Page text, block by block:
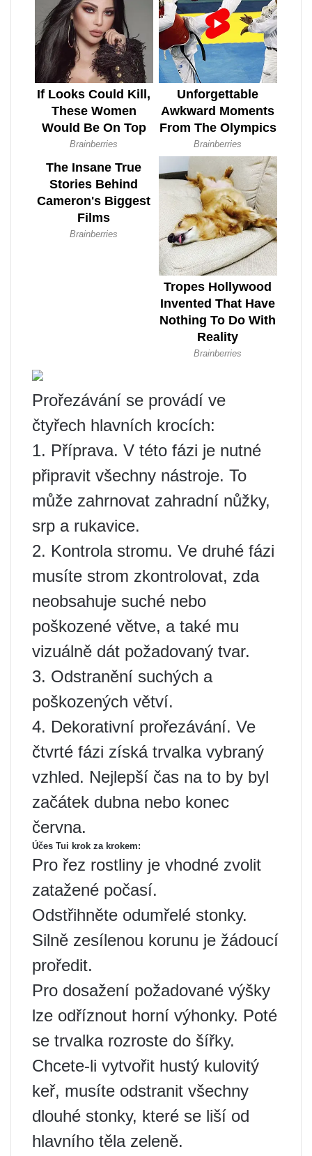
Prořezávání se provádí ve
čtyřech hlavních krocích:
1. Příprava. V této fázi je nutné
připravit všechny nástroje. To
může zahrnovat zahradní nůžky,
srp a rukavice.
2. Kontrola stromu. Ve druhé fázi
musíte strom zkontrolovat, zda
neobsahuje suché nebo
poškozené větve, a také mu
vizuálně dát požadovaný tvar.
3. Odstranění suchých a
poškozených větví.
4. Dekorativní prořezávání. Ve
čtvrté fázi získá trvalka vybraný
vzhled. Nejlepší čas na to by byl
začátek dubna nebo konec
června.
Účes Tui krok za krokem:
Pro řez rostliny je vhodné zvolit
zatažené počasí.
Odstřihněte odumřelé stonky.
Silně zesílenou korunu je žádoucí
proředit.
Pro dosažení požadované výšky
lze odříznout horní výhonky. Poté
se trvalka rozroste do šířky.
Chcete-li vytvořit hustý kulovitý
keř, musíte odstranit všechny
dlouhé stonky, které se liší od
hlavního těla zeleně.